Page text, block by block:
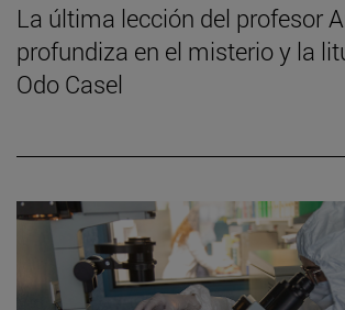
La última lección del profesor
profundiza en el misterio y la
Odo Casel